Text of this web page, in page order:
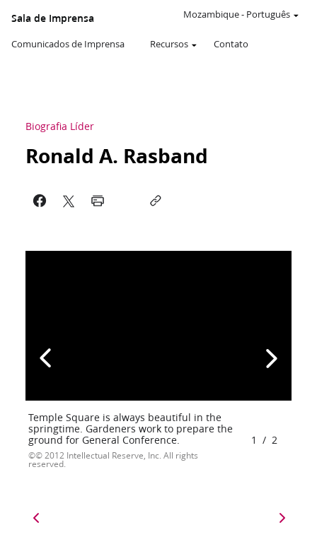
Sala de Imprensa
Comunicados de Imprensa Recursos Contato
Mozambique- Português
Biografia Líder
Ronald A. Rasband
Temple Square is always beautiful in the
springtime. Gardeners work to prepare the
ground for General Conference.
© 2012 Intellectual Reserve, Inc. All rights
reserved.
1 / 2